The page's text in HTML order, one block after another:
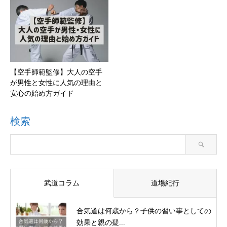
【空手師範監修】大人の空手
が男性と女性に人気の理由と
安心の始め方ガイド
検索
武道コラム 道場紀行
合気道は何歳から？子供の習い事としての
効果と親の疑...